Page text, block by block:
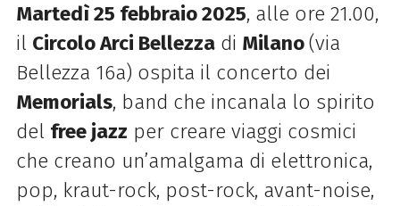
Martedì 25 febbraio 2025, alle ore 21.00,
il Circolo Arci Bellezzadi Milano(via
Bellezza 16a) ospita il concerto dei
Memorials, band che incanala lo spirito
del free jazz per creare viaggi cosmici
che creano un’amalgama di elettronica,
pop, kraut-rock, post-rock, avant-noise,